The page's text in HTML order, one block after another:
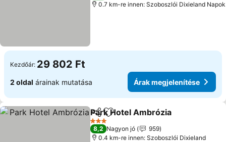
0.7 km-re innen: Szoboszlói Dixieland Napok
Kezdőár: 29 802 Ft
2 oldal árainak mutatása Árak megjelenítése
Megosztás
Hozzáadás a kedvencekhez
Park Hotel Ambrózia
3 Kategória
8,2 Nagyon jó
959
0.4 km-re innen: Szoboszlói Dixieland